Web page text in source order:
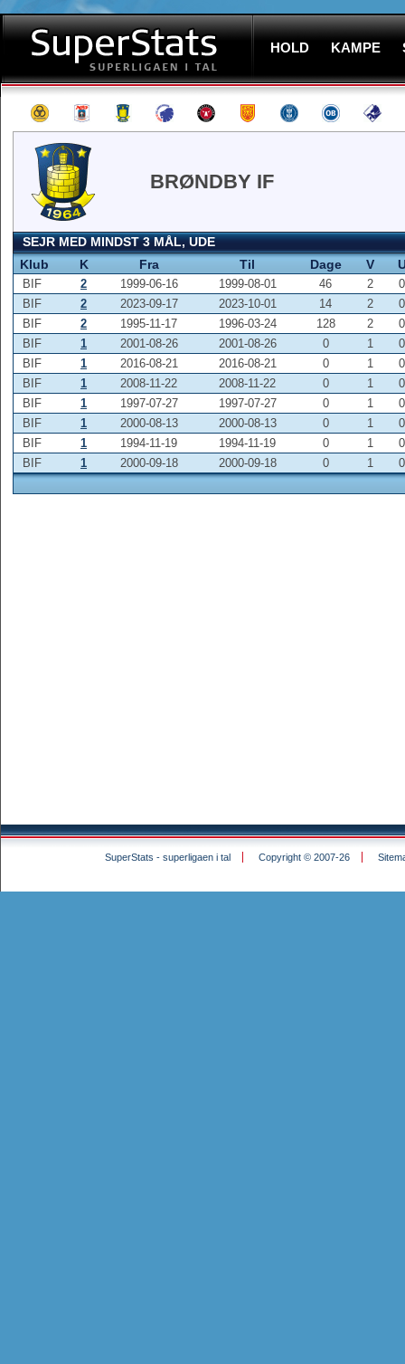
HOLD KAMPE
BRØNDBY IF
SEJR MED MINDST 3 MÅL, UDE
Klub
K Fra Til Dage V
BIF 2 1999-06-16 1999-08-01 46 2
0
BIF
2 2023-09-17 2023-10-01 14 2
0
BIF
2 1995-11-17 1996-03-24 128 2
0
BIF
1 2001-08-26 2001-08-26 0 1
0
BIF
1 2016-08-21 2016-08-21 0 1
0
BIF
1 2008-11-22 2008-11-22 0 1
0
BIF
1 1997-07-27 1997-07-27 0 1
0
BIF
1 2000-08-13 2000-08-13 0 1
0
BIF
1 1994-11-19 1994-11-19 0 1
0
BIF
1 2000-09-18 2000-09-18 0 1 0
SuperStats - superligaen i tal Copyright © 2007-26